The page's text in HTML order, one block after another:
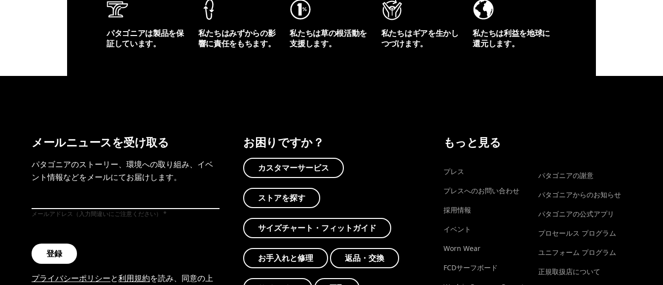
パタゴニアは製品を保
証しています。
私たちはみずからの影
響に責任をもちます。
私たちは草の根活動を
支援します。
私たちはギアを生かし
つづけます。
私たちは利益を地球に
還元します。
メールニュースを受け取る
パタゴニアのストーリー、環境への取り組み、イベ
ント情報などをメールにてお届けします。
メールアドレス（入力間違いにご注意ください）
登録
プライバシーポリシーと利用規約を読み、同意の上
お困りですか？
カスタマーサービス
ストアを探す
サイズチャート・フィットガイド
お手入れと修理 返品・交換
もっと見る
プレス
プレスへのお問い合わせ
採用情報
イベント
Worn Wear
FCDサーフボード
パタゴニアの謝意
パタゴニアからのお知らせ
パタゴニアの公式アプリ
プロセールス プログラム
ユニフォーム プログラム
正規取扱店について